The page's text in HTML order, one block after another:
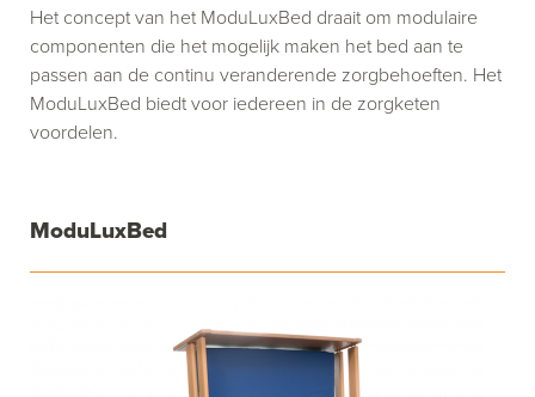
ModuLuxBed
Het concept van het ModuLuxBed draait om modulaire
componenten die het mogelijk maken het bed aan te
passen aan de continu veranderende zorgbehoeften. Het
ModuLuxBed biedt voor iedereen in de zorgketen
voordelen.